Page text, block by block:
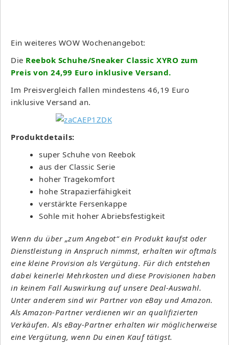
Ein weiteres WOW Wochenangebot:
Die Reebok Schuhe/Sneaker Classic XYRO zum
Preis von 24,99 Euro inklusive Versand.
Im Preisvergleich fallen mindestens 46,19 Euro
inklusive Versand an.
Produktdetails:
super Schuhe von Reebok
aus der Classic Serie
hoher Tragekomfort
hohe Strapazierfähigkeit
verstärkte Fersenkappe
Sohle mit hoher Abriebsfestigkeit
Wenn du über „zum Angebot“ ein Produkt kaufst oder
Dienstleistung in Anspruch nimmst, erhalten wir oftmals
eine kleine Provision als Vergütung. Für dich entstehen
dabei keinerlei Mehrkosten und diese Provisionen haben
in keinem Fall Auswirkung auf unsere Deal-Auswahl.
Unter anderem sind wir Partner von eBay und Amazon.
Als Amazon-Partner verdienen wir an qualifizierten
Verkäufen. Als eBay-Partner erhalten wir möglicherweise
eine Vergütung, wenn Du einen Kauf tätigst.